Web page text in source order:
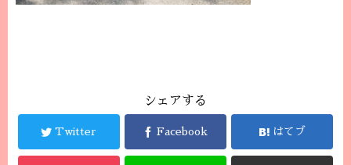
シェアする
Twitter Facebook はてブ